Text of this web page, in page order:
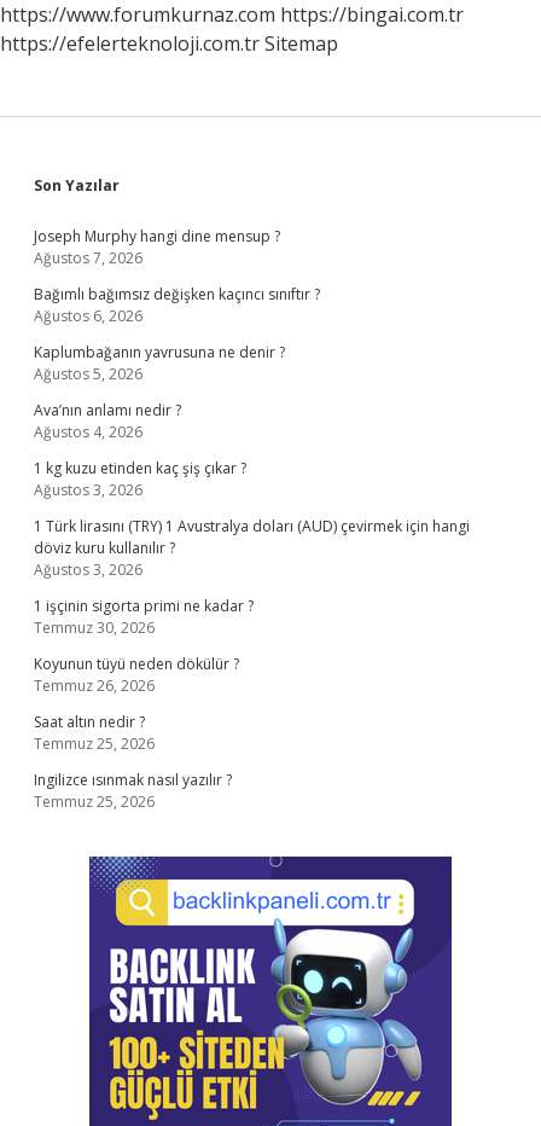
https://www.forumkurnaz.com https://bingai.com.tr
https://efelerteknoloji.com.trSitemap
Sidebar
Son Yazılar
Joseph Murphy hangi dine mensup ?
Ağustos 7, 2026
Bağımlı bağımsız değişken kaçıncı sınıftır ?
Ağustos 6, 2026
Kaplumbağanın yavrusuna ne denir ?
Ağustos 5, 2026
Ava’nın anlamı nedir ?
Ağustos 4, 2026
1 kg kuzu etinden kaç şiş çıkar ?
Ağustos 3, 2026
1 Türk lirasını (TRY) 1 Avustralya doları (AUD) çevirmek için hangi
döviz kuru kullanılır ?
Ağustos 3, 2026
1 işçinin sigorta primi ne kadar ?
Temmuz 30, 2026
Koyunun tüyü neden dökülür ?
Temmuz 26, 2026
Saat altın nedir ?
Temmuz 25, 2026
Ingilizce ısınmak nasıl yazılır ?
Temmuz 25, 2026